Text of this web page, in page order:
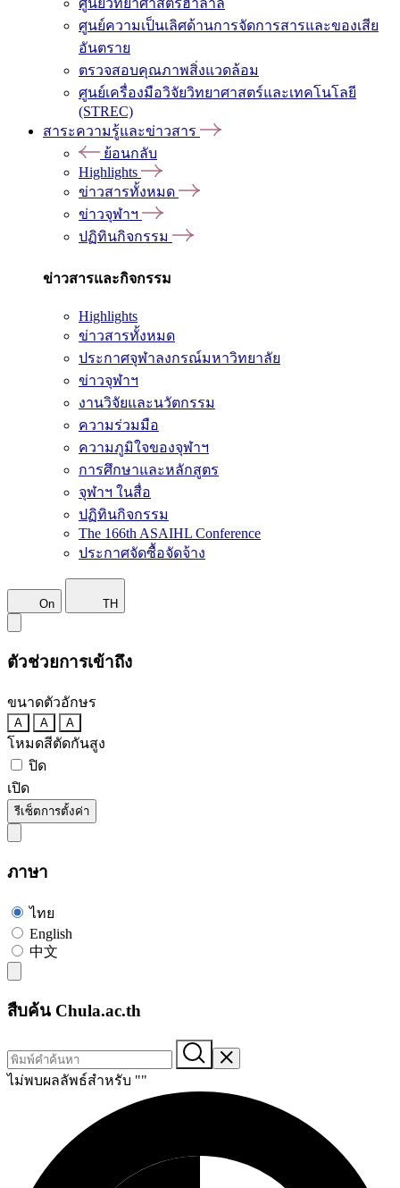
ศูนย์วิทยาศาสตร์ฮาลาล
ศูนย์ความเป็นเลิศด้านการจัดการสารและของเสีย
อันตราย
ตรวจสอบคุณภาพสิ่งแวดล้อม
ศูนย์เครื่องมือวิจัยวิทยาศาสตร์และเทคโนโลยี
(STREC)
สาระความรู้และข่าวสาร
ย้อนกลับ
Highlights
ข่าวสารทั้งหมด
ข่าวจุฬาฯ
ปฏิทินกิจกรรม
ข่าวสารและกิจกรรม
Highlights
ข่าวสารทั้งหมด
ประกาศจุฬาลงกรณ์มหาวิทยาลัย
ข่าวจุฬาฯ
งานวิจัยและนวัตกรรม
ความร่วมมือ
ความภูมิใจของจุฬาฯ
การศึกษาและหลักสูตร
จุฬาฯ ในสื่อ
ปฏิทินกิจกรรม
The 166th ASAIHL Conference
ประกาศจัดซื้อจัดจ้าง
On TH
ตัวช่วยการเข้าถึง
ขนาดตัวอักษร
A A A
โหมดสีตัดกันสูง
ปิด
เปิด
รีเซ็ตการตั้งค่า
ภาษา
ไทย
English
中文
สืบค้น Chula.ac.th
ไม่พบผลลัพธ์สำหรับ ""